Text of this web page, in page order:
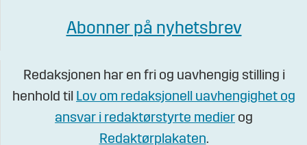
Abonner på nyhetsbrev
Redaksjonen har en fri og uavhengig stilling i
henhold til Lov om redaksjonell uavhengighet og
ansvar i redaktørstyrte medier og
Redaktørplakaten.